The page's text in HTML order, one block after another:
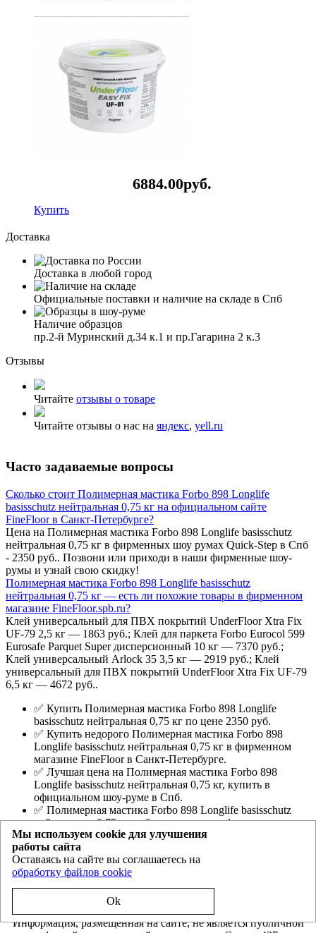
6884.00руб.
Купить
Доставка
Доставка в любой город
Официальные поставки и наличие на складе в Спб
Наличие образцов
пр.2-й Муринский д.34 к.1 и пр.Гагарина 2 к.3
Отзывы
Читайте отзывы о товаре
Читайте отзывы о нас на яндекс, yell.ru
Часто задаваемые вопросы
Сколько стоит Полимерная мастика Forbo 898 Longlife
basisschutz нейтральная 0,75 кг на официальном сайте
FineFloor в Санкт-Петербурге?
Цена на Полимерная мастика Forbo 898 Longlife basisschutz
нейтральная 0,75 кг в фирменных шоу румах Quick-Step в Спб
- 2350 руб.. Позвони или приходи в наши фирменные шоу-
румы и узнай свою скидку!
Полимерная мастика Forbo 898 Longlife basisschutz
нейтральная 0,75 кг — есть ли похожие товары в фирменном
магазине FineFloor.spb.ru?
Клей универсальный для ПВХ покрытий UnderFloor Xtra Fix
UF-79 2,5 кг — 1863 руб.; Клей для паркета Forbo Eurocol 599
Eurosafe Parquet Super дисперсионный 10 кг — 7370 руб.;
Клей универсальный Arlock 35 3,5 кг — 2919 руб.; Клей
универсальный для ПВХ покрытий UnderFloor Xtra Fix UF-79
6,5 кг — 4672 руб..
✅ Купить Полимерная мастика Forbo 898 Longlife
basisschutz нейтральная 0,75 кг по цене 2350 руб.
✅ Купить недорого Полимерная мастика Forbo 898
Longlife basisschutz нейтральная 0,75 кг в фирменном
магазине FineFloor в Санкт-Петербурге.
✅ Лучшая цена на Полимерная мастика Forbo 898
Longlife basisschutz нейтральная 0,75 кг, купить в
официальном шоу-руме в Спб.
✅ Полимерная мастика Forbo 898 Longlife basisschutz
нейтральная 0,75 кг - образцы во всех официальных
фирменных магазинах ФайнФлорр Спб.
FineFloor.spb.ru- официальный магазин дилера виниловой
плитки ПВХ Файнфлор и EcoClick(Nox) в Санкт-Петербурге
Информация, размещенная на сайте, не является публичной
Мы используем cookie для улучшения
работы сайта
Оставаясь на сайте вы соглашаетесь на
обработку файлов cookie
Ok